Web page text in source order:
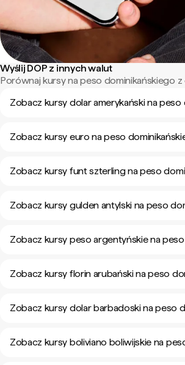
Wyślij DOP z innych walut
Porównaj kursy na peso dominikańskiego z
Zobacz kursy dolar amerykański na peso
Zobacz kursy euro na peso
Zobacz kursy funt szterling na peso
Zobacz kursy gulden antylski na peso
Zobacz kursy peso argentyńskie na
Zobacz kursy florin arubański na peso
Zobacz kursy dolar barbadoski na peso
Zobacz kursy boliviano boliwijskie na